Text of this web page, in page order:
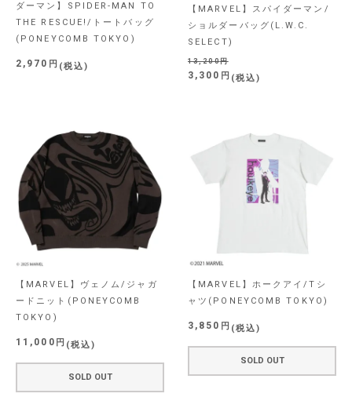
ダーマン】SPIDER-MAN TO
THE RESCUE!/トートバッグ
(PONEYCOMB TOKYO)
2,970 税込
【MARVEL】スパイダーマン/
ショルダーバッグ(L.W.C.
SELECT)
13,200
3,300 税込
【MARVEL】ヴェノム/ジャガ
ードニット(PONEYCOMB
TOKYO)
11,000 税込
SOLD OUT
【MARVEL】ホークアイ/Tシ
ャツ(PONEYCOMB TOKYO)
3,850 税込
SOLD OUT